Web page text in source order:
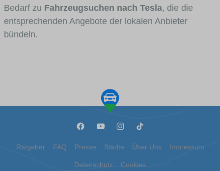
Bedarf zu Fahrzeugsuchen nach Tesla, die die
entsprechenden Angebote der lokalen Anbieter
bündeln.
Ratgeber FAQ Presse Städte Über Uns Impressum
Datenschutz Cookies